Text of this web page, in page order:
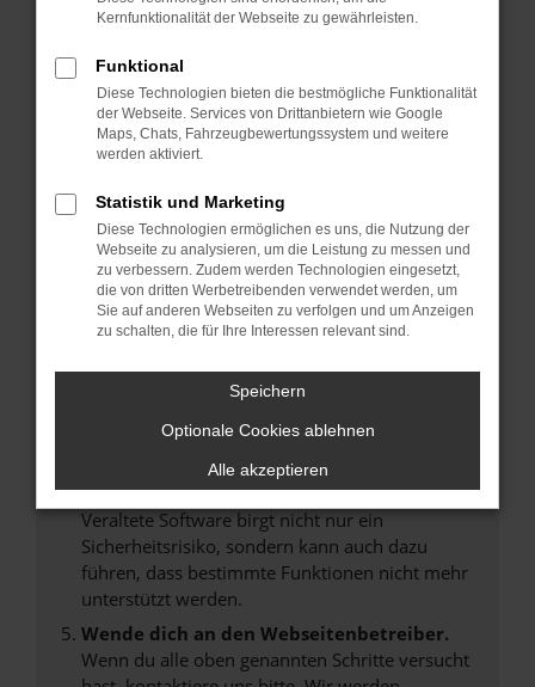
Hier sind ein paar Tipps, die dir helfen können:
Überprüfe deine Firewall und deine
Internetverbindung.
Laden andere Webseiten, zum Beispiel deine
Suchmaschine?
Manche Erweiterungen, wie Werbeblocker,
können das Laden bestimmter Seiten
verhindern. Funktioniert die Seite in einem
anderen Browser oder in einem privaten
Fenster?
Das kann manchmal helfen, vorübergehende
Probleme zu beheben.
Stelle sicher, dass dein Browser und dein
Betriebssystem auf dem neuesten Stand
sind.
Veraltete Software birgt nicht nur ein
Sicherheitsrisiko, sondern kann auch dazu
führen, dass bestimmte Funktionen nicht mehr
unterstützt werden.
Wende dich an den Webseitenbetreiber.
Wenn du alle oben genannten Schritte versucht
Kernfunktionalität der Webseite zu gewährleisten.
Funktional
Diese Technologien bieten die bestmögliche Funktionalität
der Webseite. Services von Drittanbietern wie Google
Maps, Chats, Fahrzeugbewertungssystem und weitere
werden aktiviert.
Statistik und Marketing
Diese Technologien ermöglichen es uns, die Nutzung der
Webseite zu analysieren, um die Leistung zu messen und
zu verbessern. Zudem werden Technologien eingesetzt,
die von dritten Werbetreibenden verwendet werden, um
Sie auf anderen Webseiten zu verfolgen und um Anzeigen
zu schalten, die für Ihre Interessen relevant sind.
Speichern
Optionale Cookies ablehnen
Alle akzeptieren